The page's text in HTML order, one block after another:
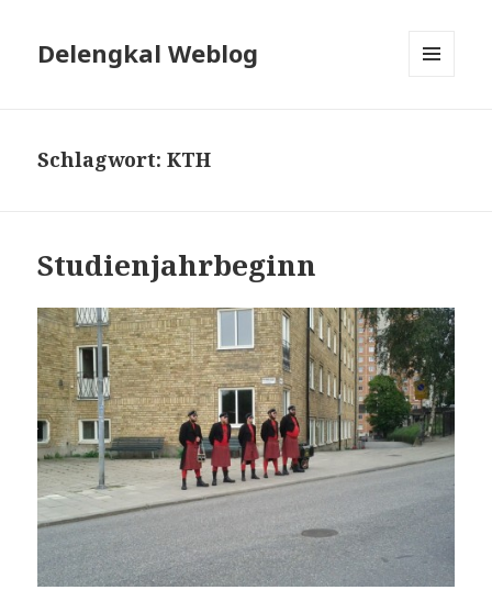
Delengkal Weblog
Schlagwort:KTH
Studienjahrbeginn